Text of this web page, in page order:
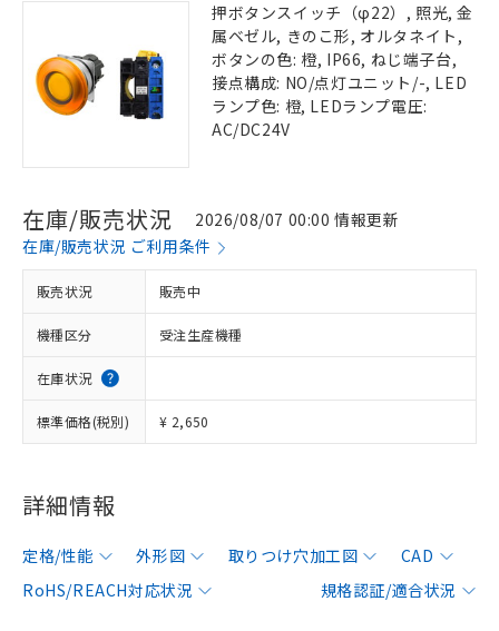
押ボタンスイッチ（φ22）, 照光, 金
属ベゼル, きのこ形, オルタネイト,
ボタンの色: 橙, IP66, ねじ端子台,
接点構成: NO/点灯ユニット/-, LED
ランプ色: 橙, LEDランプ電圧:
AC/DC24V
在庫/販売状況
2026/08/07 00:00 情報更新
在庫/販売状況 ご利用条件
販売状況 販売中
機種区分 受注生産機種
在庫状況
標準価格(税別) ¥ 2,650
詳細情報
定格/性能 外形図 取りつけ穴加工図
CAD
RoHS/REACH対応状況
規格認証/適合状況